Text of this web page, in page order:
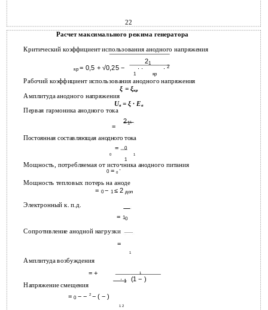
22
Расчет максимального режима генератора
Критический коэффициент использования анодного напряжения
кр= 0,5 + √0,25 −
21
∙ ∙ ∙2
1 кр
Рабочий коэффициент использования анодного напряжения
ξ = ξкр
Амплитуда анодного напряжения
Ua = ξ ∙ Ea
Первая гармоника анодного тока
211
=
Постоянная составляющая анодного тока
= 0
0 1
1
Мощность, потребляемая от источника анодного питания
0 = 0 ∙
Мощность тепловых потерь на аноде
= 0− 1≤ 2 доп
Электронный к. п.д.
= 10
Сопротивление анодной нагрузки
=
1
Амплитуда возбуждения
= + 1
∙1 (1 − )
Напряжение смещения
=0 − − 2 − ( − )
1 2